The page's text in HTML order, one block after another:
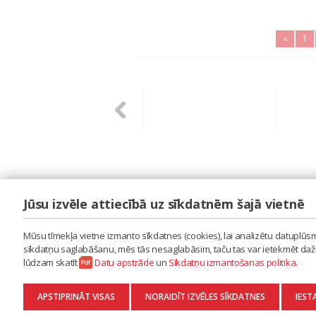
« 1
LAIPA
ES RADU MŪZIKU
AKTUALITĀTES
KONTAKTI
SĪKDATŅU IZMANTOŠANAS POLITIKA
DATU APSTRĀDE
Jūsu izvēle attiecībā uz sīkdatnēm šajā vietnē
Mūsu tīmekļa vietne izmanto sīkdatnes (cookies), lai analizētu
sīkdatņu saglabāšanu, mēs tās nesaglabāsim, taču tas var ietekmēt
lūdzam skatīt
Datu apstrādeun Sīkdatņu izmantošanas politika.
APSTIPRINĀT VISAS NORAIDĪT IZVĒLES SĪKDATNES